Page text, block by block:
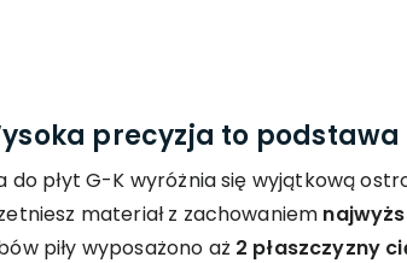
precyzja to podstawa
do płyt G-K wyróżnia się wyjątkową
materiał z zachowaniem
piły wyposażono aż 2 płaszczyzny